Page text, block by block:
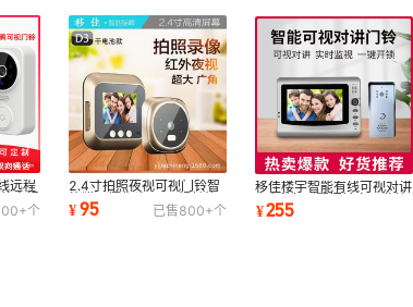
远程
夜视
个
2.4寸拍照夜视可视门铃智
能猫眼摄像头90天超长待
机
¥95 已售800+个
移佳楼宇智能有线可视对讲
7寸彩色别墅门铃家用监控
门禁一拖一
¥255